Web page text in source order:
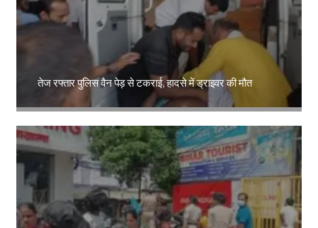
तेज रफ्तार पुलिस वैन पेड़ से टकराई, हादसे में ड्राइवर की मौत